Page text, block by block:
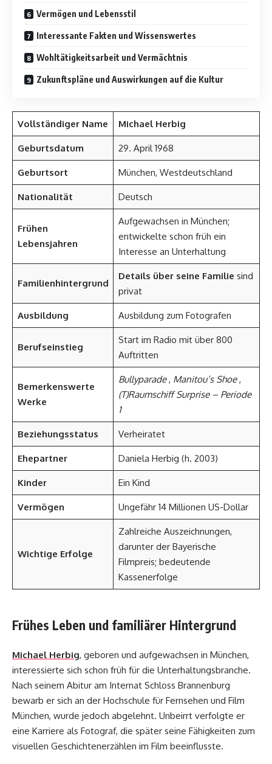
Vermögen und Lebensstil
Interessante Fakten und Wissenswertes
Wohltätigkeitsarbeit und Vermächtnis
Zukunftspläne und Auswirkungen auf die Kultur
Vollständiger Name Michael Herbig
Geburtsdatum 29. April 1968
Geburtsort München, Westdeutschland
Nationalität Deutsch
Frühen
Lebensjahren
Aufgewachsen in München;
entwickelte schon früh ein
Interesse an Unterhaltung
Familienhintergrund
Details über seine Familie sind
privat
Ausbildung Ausbildung zum Fotografen
Berufseinstieg
Start im Radio mit über 800
Auftritten
Bemerkenswerte
Werke
Bullyparade, Manitou’s Shoe,
(T)Raumschiff Surprise – Periode
1
Beziehungsstatus Verheiratet
Ehepartner Daniela Herbig (h. 2003)
Kinder Ein Kind
Vermögen Ungefähr 14 Millionen US-Dollar
Wichtige Erfolge
Zahlreiche Auszeichnungen,
darunter der Bayerische
Filmpreis; bedeutende
Kassenerfolge
Frühes Leben und familiärer Hintergrund
Michael Herbig, geboren und aufgewachsen in München,
interessierte sich schon früh für die Unterhaltungsbranche.
Nach seinem Abitur am Internat Schloss Brannenburg
bewarb er sich an der Hochschule für Fernsehen und Film
München, wurde jedoch abgelehnt. Unbeirrt verfolgte er
eine Karriere als Fotograf, die später seine Fähigkeiten zum
visuellen Geschichtenerzählen im Film beeinflusste.